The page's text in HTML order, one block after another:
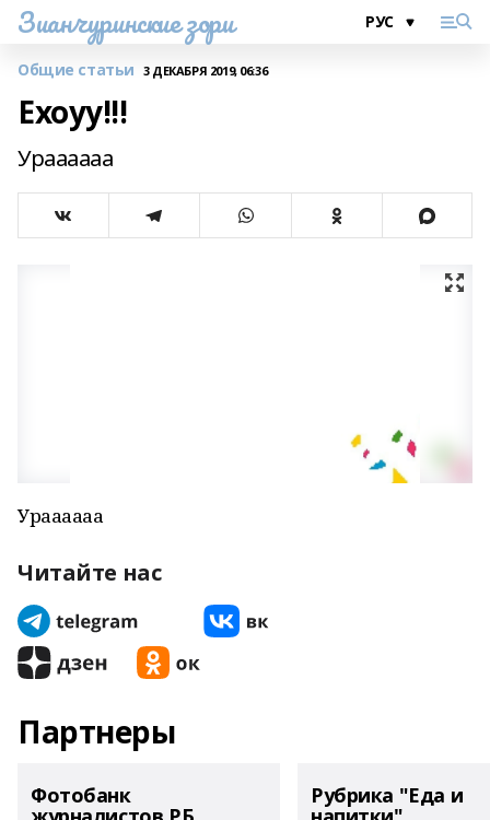
Зианчуринские зори
Общие статьи 3 ДЕКАБРЯ 2019, 06:36
Ехоуу!!!
Ураааааа
Ураааааа
Читайте нас
Партнеры
Фотобанк Рубрика "Еда и